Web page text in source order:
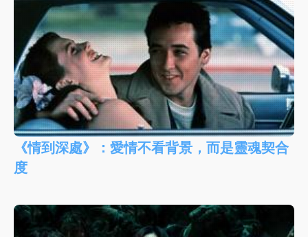
《情到深處》：愛情不看背景，而是靈魂契合
度